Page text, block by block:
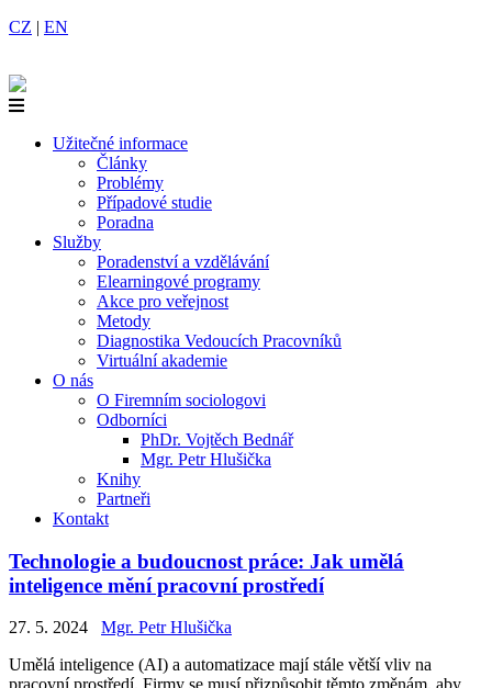
CZ | EN
Užitečné informace
Články
Problémy
Případové studie
Poradna
Služby
Poradenství a vzdělávání
Elearningové programy
Akce pro veřejnost
Metody
Diagnostika Vedoucích Pracovníků
Virtuální akademie
O nás
O Firemním sociologovi
Odborníci
PhDr. Vojtěch Bednář
Mgr. Petr Hlušička
Knihy
Partneři
Kontakt
Technologie a budoucnost práce: Jak umělá
inteligence mění pracovní prostředí
27. 5. 2024
Mgr. Petr Hlušička
Umělá inteligence (AI) a automatizace mají stále větší vliv na